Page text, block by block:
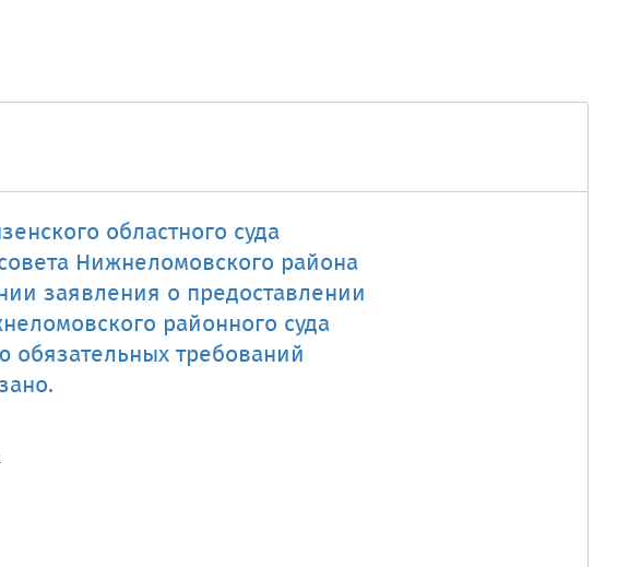
областного суда
Нижнеломовского района
заявления о предоставлении
районного суда
требований